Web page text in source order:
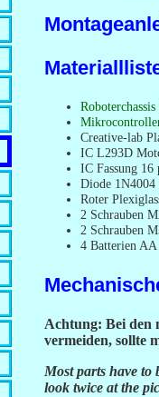
Creative-lab
IC L293D
IC Fassung
Diode
Roter
2 Schrauben
2 Schrauben
4 Batterien
Achtung: Bei den
vermeiden, sollte
Most parts have
look twice at the